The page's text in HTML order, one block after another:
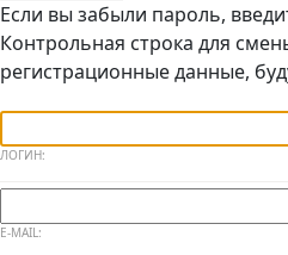
Если вы забыли пароль,
Контрольная строка для
регистрационные данные,
ЛОГИН:
E-MAIL: